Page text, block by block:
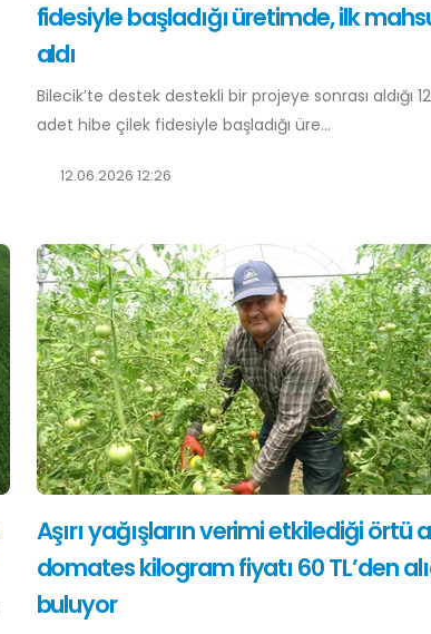
fidesiyle başladığı üretimde, ilk
aldı
Bilecik’te destek destekli bir projeye sonrası aldığı
adet hibe çilek fidesiyle başladığı üre...
12.06.2026 12:26
Aşırı yağışların verimi etkilediği örtü
domates kilogram fiyatı 60 TL’den
buluyor